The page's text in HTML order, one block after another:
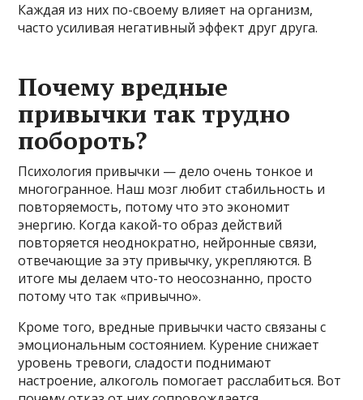
Каждая из них по-своему влияет на организм,
часто усиливая негативный эффект друг друга.
Почему вредные
привычки так трудно
побороть?
Психология привычки — дело очень тонкое и
многогранное. Наш мозг любит стабильность и
повторяемость, потому что это экономит
энергию. Когда какой-то образ действий
повторяется неоднократно, нейронные связи,
отвечающие за эту привычку, укрепляются. В
итоге мы делаем что-то неосознанно, просто
потому что так «привычно».
Кроме того, вредные привычки часто связаны с
эмоциональным состоянием. Курение снижает
уровень тревоги, сладости поднимают
настроение, алкоголь помогает расслабиться. Вот